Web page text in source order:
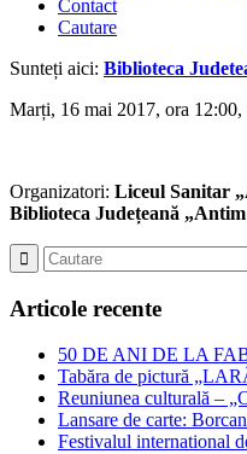
Contact
Cautare
Sunteți aici: Biblioteca
Marți, 16 mai 2017, ora
Organizatori: Liceul Sanitar
Biblioteca Județeană
Articole recente
50 DE ANI DE LA
Tabăra de pictură
Reuniunea culturală –
Lansare de carte:
Festivalul international